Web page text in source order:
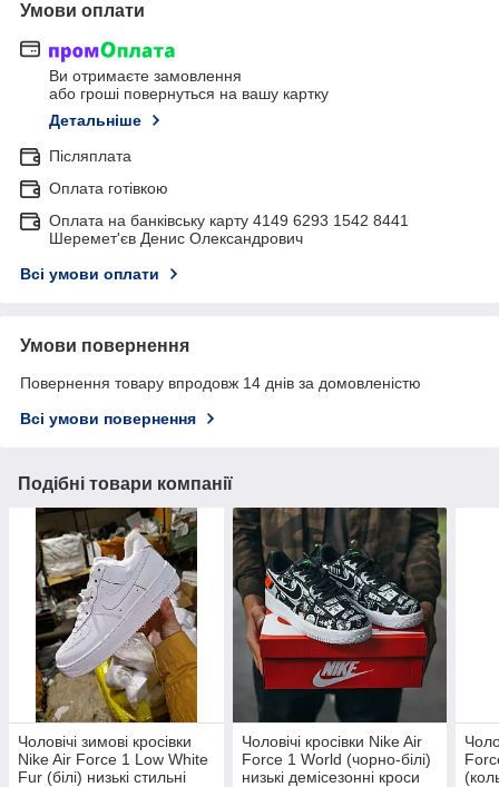
Умови оплати
Ви отримаєте замовлення
або гроші повернуться на вашу картку
Детальніше
Післяплата
Оплата готівкою
Оплата на банківську карту 4149 6293 1542 8441
Шеремет'єв Денис Олександрович
Всі умови оплати
Умови повернення
Повернення товару впродовж 14 днів за домовленістю
Всі умови повернення
Подібні товари компанії
Чоловічі зимові кросівки
Nike Air Force 1 Low White
Fur (білі) низькі стильні
Чоловічі кросівки Nike Air
Force 1 World (чорно-білі)
низькі демісезонні кроси